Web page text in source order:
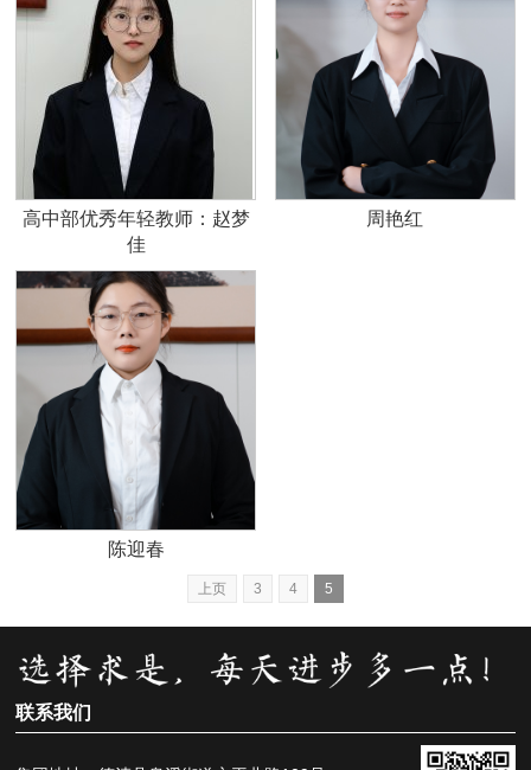
高中部优秀年轻教师：赵梦
佳
周艳红
陈迎春
上页 3 4 5
联系我们